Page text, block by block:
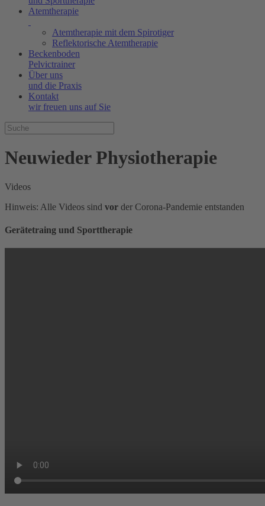
Atemtherapie
Atemtherapie mit dem Spirotiger
Reflektorische Atemtherapie
Beckenboden
Pelvictrainer
Über uns
und die Praxis
Kontakt
wir freuen uns auf Sie
NeuwiederPhysiotherapie
Videos
Hinweis: Alle Videos sind vor der Corona-Pandemie entstanden
Gerätetraing und Sporttherapie